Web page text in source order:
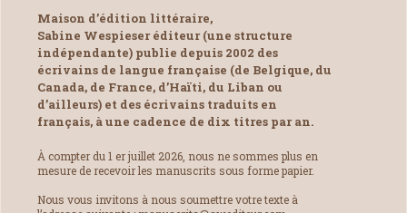
Maison d’édition littéraire,
Sabine Wespieser éditeur (une structure
indépendante) publie depuis 2002 des
écrivains de langue française (de Belgique, du
Canada, de France, d’Haïti, du Liban ou
d’ailleurs) et des écrivains traduits en
français, à une cadence de dix titres par an.
À compter du 1 er juillet 2026, nous ne sommes plus en
mesure de recevoir les manuscrits sous forme papier.
Nous vous invitons à nous soumettre votre texte à